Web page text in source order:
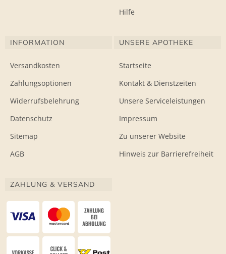
Hilfe
INFORMATION
Versandkosten
Zahlungsoptionen
Widerrufsbelehrung
Datenschutz
Sitemap
AGB
UNSERE APOTHEKE
Startseite
Kontakt & Dienstzeiten
Unsere Serviceleistungen
Impressum
Zu unserer Website
Hinweis zur Barrierefreiheit
ZAHLUNG & VERSAND